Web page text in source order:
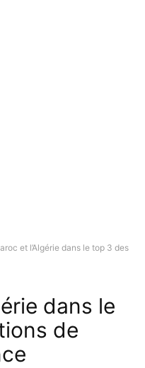
et l’Algérie dans le top 3 des
dans le
de